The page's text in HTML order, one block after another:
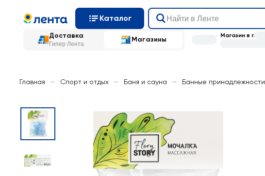
Каталог
Доставка
Гипер Лента
Магазины Магазин в г.
Главная — Спорт и отдых — Баня и сауна — Банные принадлежности